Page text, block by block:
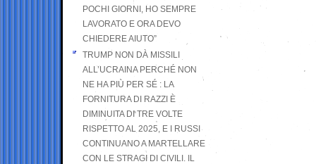
POCHI GIORNI, HO SEMPRE
LAVORATO E ORA DEVO
CHIEDERE AIUTO”
TRUMP NON DÀ MISSILI
ALL’UCRAINA PERCHÉ NON
NE HA PIÙ PER SÉ : LA
FORNITURA DI RAZZI È
DIMINUITA DI TRE VOLTE
RISPETTO AL 2025, E I RUSSI
CONTINUANO A MARTELLARE
CON LE STRAGI DI CIVILI. IL